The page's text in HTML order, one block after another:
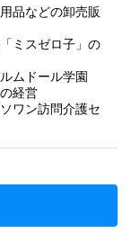
品などの卸売販
ミスゼロ子」の
ムドール学園
経営
ワン訪問介護セ